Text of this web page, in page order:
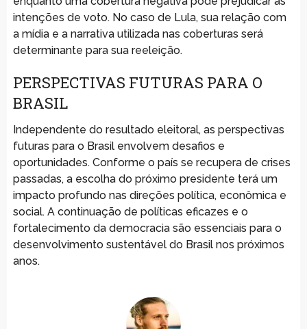
intenções de voto. No caso de Lula, sua relação com
a mídia e a narrativa utilizada nas coberturas será
determinante para sua reeleição.
PERSPECTIVAS FUTURAS PARA O
BRASIL
Independente do resultado eleitoral, as perspectivas
futuras para o Brasil envolvem desafios e
oportunidades. Conforme o país se recupera de crises
passadas, a escolha do próximo presidente terá um
impacto profundo nas direções política, econômica e
social. A continuação de políticas eficazes e o
fortalecimento da democracia são essenciais para o
desenvolvimento sustentável do Brasil nos próximos
anos.